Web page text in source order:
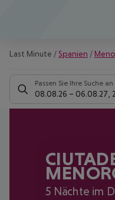
Last Minute / Spanien /
Passen Sie Ihre Suche an
08.08.26 – 06.08.27
5 Nächte im